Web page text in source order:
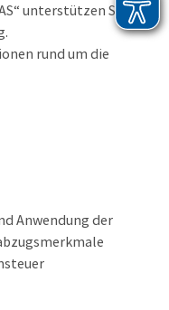
unterstützen Sie
rund um die
Anwendung der